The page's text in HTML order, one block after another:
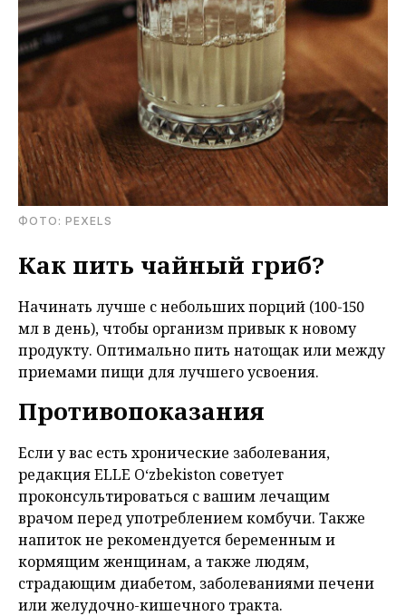
ФОТО: PEXELS
Как пить чайный гриб?
Начинать лучше с небольших порций (100-150
мл в день), чтобы организм привык к новому
продукту. Оптимально пить натощак или между
приемами пищи для лучшего усвоения.
Противопоказания
Если у вас есть хронические заболевания,
редакция ELLE O‘zbekiston советует
проконсультироваться с вашим лечащим
врачом перед употреблением комбучи. Также
напиток не рекомендуется беременным и
кормящим женщинам, а также людям,
страдающим диабетом, заболеваниями печени
или желудочно-кишечного тракта.